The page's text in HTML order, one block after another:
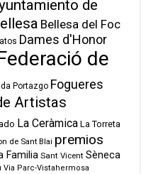
de
Bellesa del Foc
Dames d'Honor
de
Portazgo Fogueres
Artistas
La Ceràmica La Torreta
de Sant Blai premios
Familia Sant Vicent Sèneca
Via Parc-Vistahermosa